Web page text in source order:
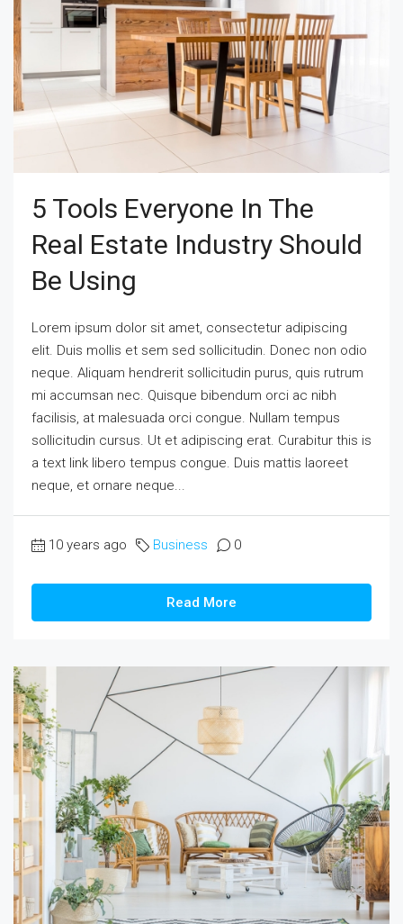
5 Tools Everyone In The
Real Estate Industry Should
Be Using
Lorem ipsum dolor sit amet, consectetur adipiscing
elit. Duis mollis et sem sed sollicitudin. Donec non odio
neque. Aliquam hendrerit sollicitudin purus, quis rutrum
mi accumsan nec. Quisque bibendum orci ac nibh
facilisis, at malesuada orci congue. Nullam tempus
sollicitudin cursus. Ut et adipiscing erat. Curabitur this is
a text link libero tempus congue. Duis mattis laoreet
neque, et ornare neque...
10 years ago Business 0
Read More